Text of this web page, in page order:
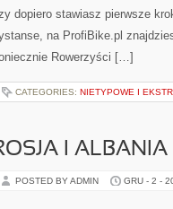
dopiero stawiasz pierwsze
na ProfiBike.pl
Rowerzyści […]
CATEGORIES: NIETYPOWE I
I ALBANIA
POSTED BY ADMIN GRU - 2 -